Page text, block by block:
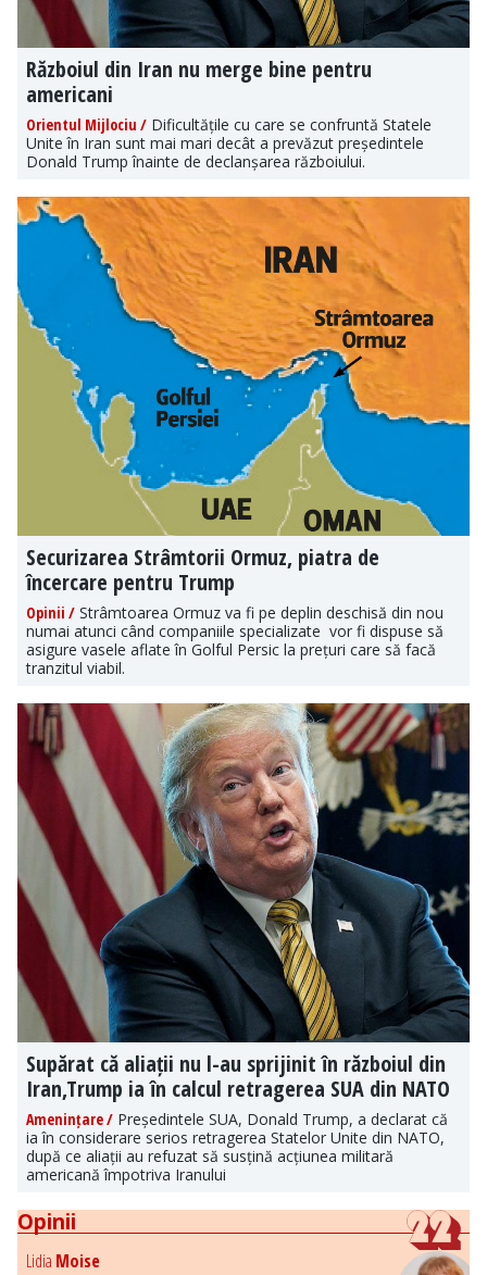
Războiul din Iran nu merge bine pentru
americani
Orientul Mijlociu / Dificultățile cu care se confruntă Statele
Unite în Iran sunt mai mari decât a prevăzut președintele
Donald Trump înainte de declanșarea războiului.
Securizarea Strâmtorii Ormuz, piatra de
încercare pentru Trump
Opinii / Strâmtoarea Ormuz va fi pe deplin deschisă din nou
numai atunci când companiile specializate vor fi dispuse să
asigure vasele aflate în Golful Persic la prețuri care să facă
tranzitul viabil.
Supărat că aliații nu l-au sprijinit în războiul din
Iran,Trump ia în calcul retragerea SUA din NATO
Amenințare / Președintele SUA, Donald Trump, a declarat că
ia în considerare serios retragerea Statelor Unite din NATO,
după ce aliații au refuzat să susțină acțiunea militară
americană împotriva Iranului
Opinii
Lidia Moise